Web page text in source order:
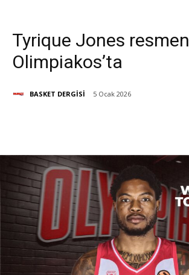
Tyrique Jones resmen
Olimpiakos’ta
BASKET DERGİSİ 5 Ocak 2026